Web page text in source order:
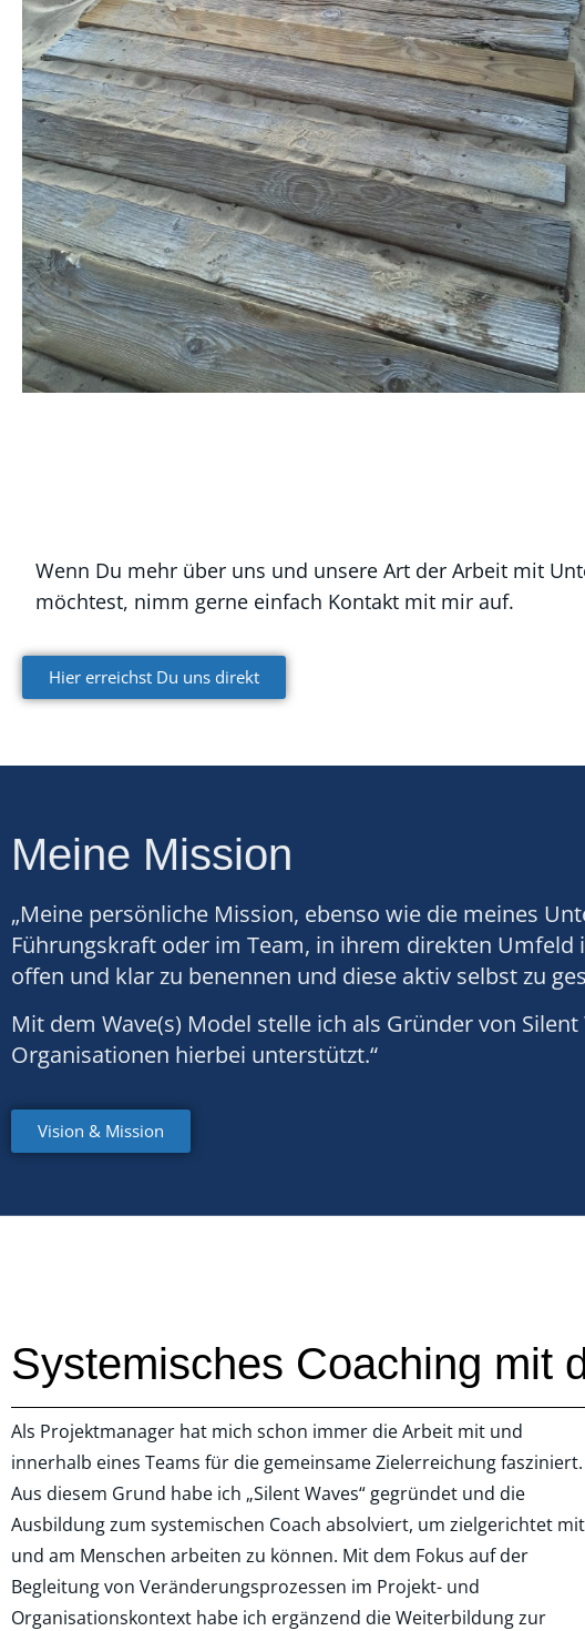
Wenn Du mehr über uns und unsere Art der Arbeit mit
möchtest, nimm gerne einfach Kontakt mit mir auf.
Hier erreichst Du uns direkt
Meine Mission
„Meine persönliche Mission, ebenso wie die meines
Führungskraft oder im Team, in ihrem direkten
offen und klar zu benennen und diese aktiv selbst zu
Mit dem Wave(s) Model stelle ich als Gründer von
Organisationen hierbei unterstützt.“
Vision & Mission
Systemisches Coaching mit
Als Projektmanager hat mich schon immer die Arbeit mit und
innerhalb eines Teams für die gemeinsame Zielerreichung fasziniert.
Aus diesem Grund habe ich „Silent Waves“ gegründet und die
Ausbildung zum systemischen Coach absolviert, um zielgerichtet mit
und am Menschen arbeiten zu können. Mit dem Fokus auf der
Begleitung von Veränderungsprozessen im Projekt- und
Organisationskontext habe ich ergänzend die Weiterbildung zur